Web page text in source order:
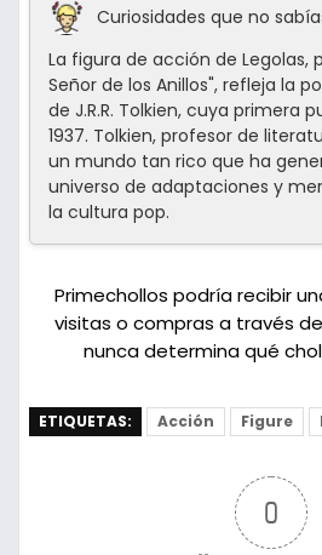
Curiosidades que no
La figura de acción de Legolas,
Señor de los Anillos", refleja la
de J.R.R. Tolkien, cuya primera
1937. Tolkien, profesor de
un mundo tan rico que ha
universo de adaptaciones y
la cultura pop.
Primechollos podría recibir
visitas o compras a través
nunca determina qué
ETIQUETAS: Acción Figure
0